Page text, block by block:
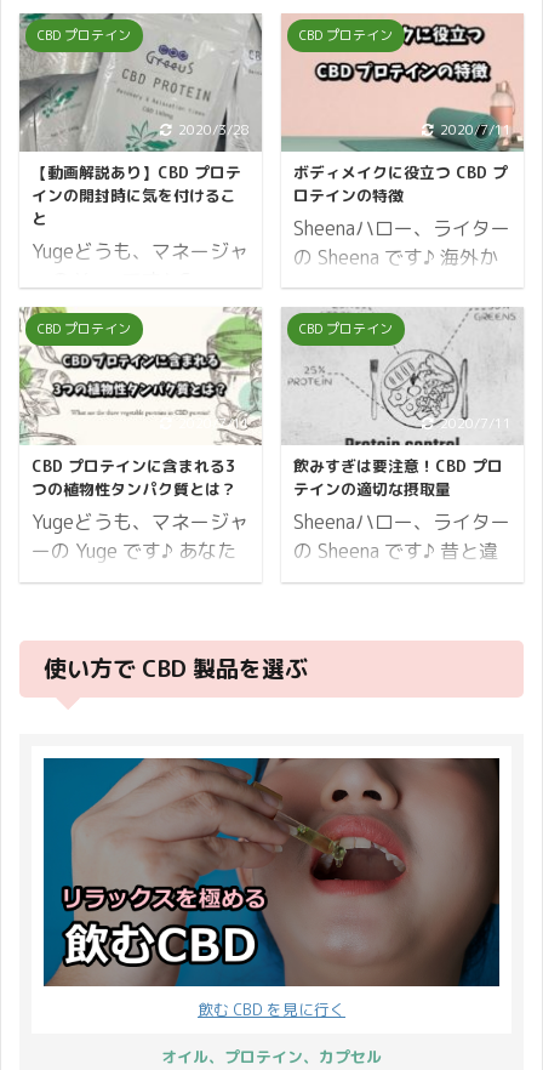
プロテインの予約注文を
受付開始します Yuge日
本初 CBD ヘンププロテ
イン！！ 医療技術の向上
やヘルスケア産業の急速
な発展により、長生きす
る人が増えて「人生100
年時代」を迎えました。
人生100年時代の到来に
ムとなり、健康志向の人
が増えてきていますが、
これは個人だけの問題で
はありません。 厚生労働
省の報告によると2007
年に日本で生まれた子供
の半数が107歳より長く
生きると推計されている
のはご存じですか？ 日本
が迎える健康寿命 ...
は「ビーガン」という言
葉を聞いたことがあるで
しょうか？ ビーガンとは
卵や乳製品を含む、動物
性食品をいっさい口にし
ない「完全菜食主義者」
のことをいいます。 日本
にも少しずつ浸透してき
ていて、ビーガンレスト
うになってきました。 食
に対する考え方は人それ
ぞれですが、CBD プロテ
インは完全菜食主義を良
しとする人でも食べられ
る仕様になっています。
そこで本記事ではビーガ
ンも、そうじゃない人も
安心して食べられる CBD
プロテインの原材料 ...
CBD プロテイン
2020/3/28
【動画解説あり】CBD プロテ
インの開封時に気を付けるこ
と
Yugeどうも、マネージャ
の CBD プロテインが販
売開始になりましたが、
気を付けていただきたい
ことがあるので共有しま
す。 気を付けていただき
たいのは開封時です。
CBD プロテインのチャッ
クがきちんと閉まってい
るかどうか、開封前に必
ず確認してから開けてく
のチャックを確認する 繰
り返しになりますが、大
事なことなのでもう一度
ックが開いているものが
あるので、開封前に必ず
袋のチャックをご確認く
ださい。 ...
CBD プロテイン
2020/7/11
ボディメイクに役立つ CBD プ
ロテインの特徴
Sheenaハロー、ライター
の Sheena です♪ 海外か
らの情報もオンタイムで
入るようになった現代人
にとって、新しい考え方
やライフスタイルをとり
いれる方も増えましたよ
ね。 アメリカでは本当に
たくさんの食の志向があ
り、スーパーなどで商品
の裏の成分表示をじっく
り見て買い物をしている
人をよく見かけます。 レ
れを入れないで」「これ
を追加してほしい」など
の注文をするのは当たり
物の一切入っていない自
然派の食品や、レストラ
ンなんかも珍しくありま
せん。 口にするものが体
を ...
CBD プロテイン
2020/7/11
CBD プロテインに含まれる3
つの植物性タンパク質とは？
Yugeどうも、マネージャ
ーの Yuge です♪ あなた
はプロテインにどのよう
すか？ もしかしたらボデ
ィービルダーのような筋
肉ムキムキの人や、トレ
る人が飲むものだという
印象を抱いているかもし
れませんね。 確かにそう
ではあるのですが、最近
のプロテイン事情は大き
く変わりつつあり、健康
を意識して取り入れてい
る人が増えているので
す。 筋肉をつけるためだ
けではなく、健康維持、
美容、ダイエット、栄養
CBD プロテイン
2020/7/11
飲みすぎは要注意！CBD プロ
テインの適切な摂取量
Sheenaハロー、ライター
の Sheena です♪ 昔と違
って今や、プロテイン女
マッチョに限らずボディ
ーメイクや健康維持のた
めに摂取している方も増
ンとはご存知のとおり、
日本語でタンパク質のこ
と。ですから食事からも
プロテインを摂取してい
るということになりま
す。ライフスタイルや運
動などの活動量に応じ
て、適切な摂取量やタイ
ミングはことなってきま
す。 とはいえ、一日に必
要なプロテインの量って
使い方で CBD 製品を選ぶ
飲む CBD を見に行く
オイル、プロテイン、カプセル